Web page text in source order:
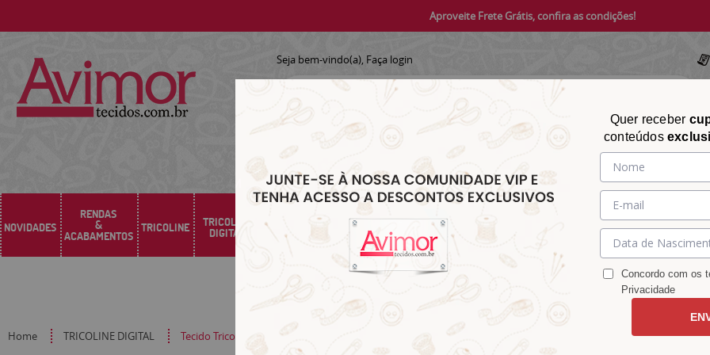
Aproveite Frete Grátis, confira as condições!
Seja bem-vindo(a), Faça login
NOVIDADES
RENDAS
&
ACABAMENTOS
TRICOLINE TRICOLINE
DIGITAL SARJA SINTÉTICOS
CHITÃO TRICÔ
TECIDOS E
AVIAMENTOS
&
ACESSÓRIOS
TECIDOS
PARA
DECORAÇÃO
Home TRICOLINE DIGITAL Tecido Tricoline Digital Azulejo Mosaico Vitral 9100e2773
Quer receber
conteúdos
Concordo com os
Privacidade